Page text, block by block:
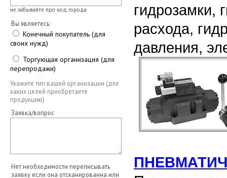
не забывайте про код города
Вы являетесь:
Конечный покупатель (для
своих нужд)
Торгующая организация (для
перепродажи)
Укажите тип вашей организации (для
каких целей приобретаете
продукцию)
Заявка/вопрос
Нет необходимости переписывать
заявку если она отсканированна или
гидрозамки,
расхода,
давления,